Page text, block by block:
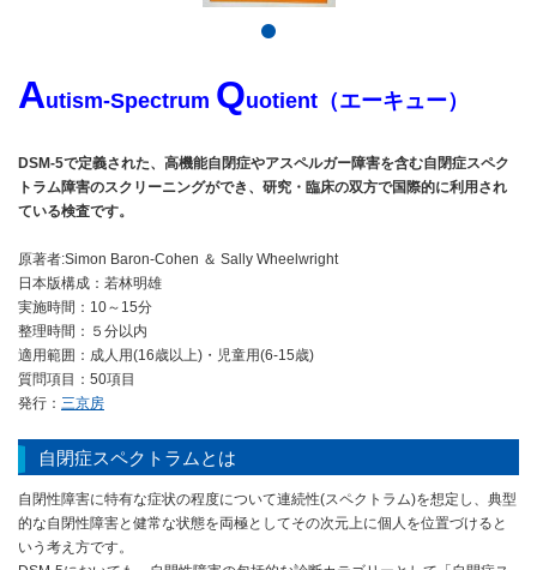
Autism-Spectrum Quotient（エーキュー）
DSM-5で定義された、高機能自閉症やアスペルガー障害を含む自閉症スペク
トラム障害のスクリーニングができ、研究・臨床の双方で国際的に利用され
ている検査です。
原著者:Simon Baron-Cohen ＆ Sally Wheelwright
日本版構成：若林明雄
実施時間：10～15分
整理時間：５分以内
適用範囲：成人用(16歳以上)・児童用(6-15歳)
質問項目：50項目
発行： 三京房
自閉症スペクトラムとは
自閉性障害に特有な症状の程度について連続性(スペクトラム)を想定し、典型
的な自閉性障害と健常な状態を両極としてその次元上に個人を位置づけると
いう考え方です。